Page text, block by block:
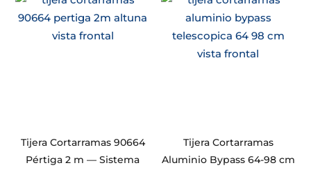
Tijera Cortarramas 90664
Pértiga 2 m — Sistema
Tijera Cortarramas
Aluminio Bypass 64-98 cm